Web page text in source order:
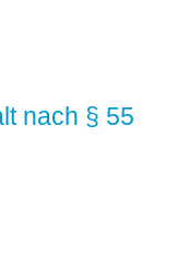
nach § 55